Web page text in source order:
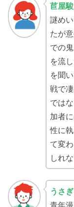
苣屋
謎め
たが
での
を流
を聞
戦で
では
加者
性に
て変
しれな
うさぎ